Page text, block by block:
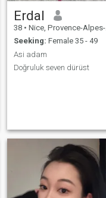
Erdal
38 • Nice, Provence-Alpes-Côte d'Azur, France
Seeking: Female 35 - 49
Asi adam
Doğruluk seven dürüst